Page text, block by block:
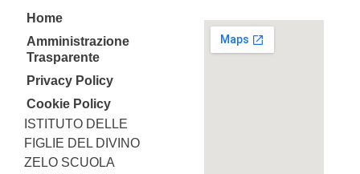
Home
Amministrazione
Trasparente
Privacy Policy
Cookie Policy
ISTITUTO DELLE
FIGLIE DEL DIVINO
ZELO SCUOLA